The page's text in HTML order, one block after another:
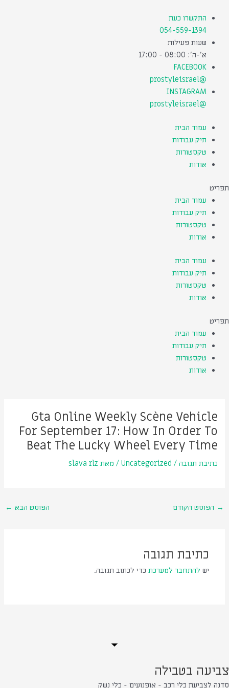
לתוכן
התקשרו כעת
054-559-1394
שעות פעילות
א'-ה': 08:00 - 17:00
FACEBOOK
@prostyleisrael
INSTAGRAM
@prostyleisrael
עמוד הבית
תיק עבודות
טקסטורות
אודות
תפריט
עמוד הבית
תיק עבודות
טקסטורות
אודות
עמוד הבית
תיק עבודות
טקסטורות
אודות
תפריט
עמוד הבית
תיק עבודות
טקסטורות
אודות
Gta Online Weekly Scène Vehicle
For September 17: How In Order To
Beat The Lucky Wheel Every Time
כתיבת תגובה /
Uncategorized / מאת slava rlz
→ הפוסט הקודם הפוסט הבא ←
כתיבת תגובה
יש להתחבר למערכת כדי לכתוב תגובה.
צביעה בטבילה
סדנה לצביעת כלי רכב - אופנועים - כלי נשק